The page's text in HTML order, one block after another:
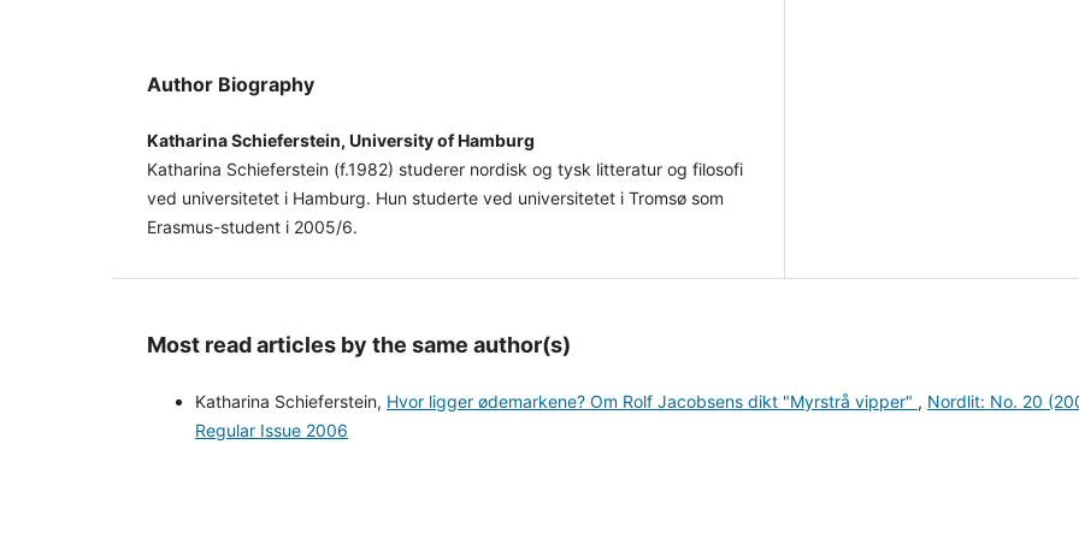
Author Biography
Katharina Schieferstein, University of Hamburg
Katharina Schieferstein (f.1982) studerer nordisk og tysk litteratur og filosofi
ved universitetet i Hamburg. Hun studerte ved universitetet i Tromsø som
Erasmus-student i 2005/6.
Most read articles by the same author(s)
Katharina Schieferstein, Hvor ligger ødemarkene? Om Rolf Jacobsens dikt "Myrstrå vipper" , Nordlit: No. 20
Regular Issue 2006